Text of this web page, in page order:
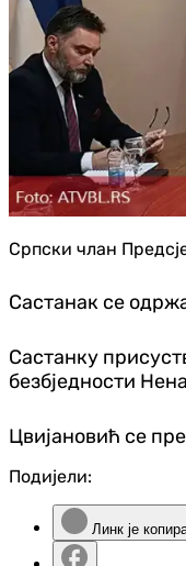
Српски члан
Састанак се
Састанку
безбједности
Цвијановић се
Подијели:
Линк је